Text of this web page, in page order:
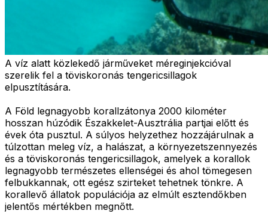
A víz alatt közlekedő járműveket méreginjekcióval
szerelik fel a töviskoronás tengericsillagok
elpusztítására.
A Föld legnagyobb korallzátonya 2000 kilométer
hosszan húzódik Északkelet-Ausztrália partjai előtt és
évek óta pusztul. A súlyos helyzethez hozzájárulnak a
túlzottan meleg víz, a halászat, a környezetszennyezés
és a töviskoronás tengericsillagok, amelyek a korallok
legnagyobb természetes ellenségei és ahol tömegesen
felbukkannak, ott egész szirteket tehetnek tönkre. A
korallevő állatok populációja az elmúlt esztendőkben
jelentős mértékben megnőtt.